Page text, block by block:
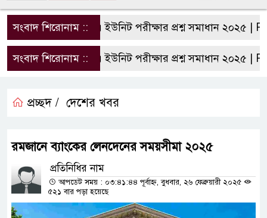
সংবাদ শিরোনাম ::রাবি এ ইউনিট পরীক্ষার প্রশ্ন সমাধান ২০২৫ |
সংবাদ শিরোনাম ::রাবি এ ইউনিট পরীক্ষার প্রশ্ন সমাধান ২০২৫ |
প্রচ্ছদ / দেশের খবর
রমজানে ব্যাংকের লেনদেনের সময়সীমা ২০২৫
প্রতিনিধির নাম
আপডেট সময় : ০৩:৪১:৪৪ পূর্বাহ্ন, বুধবার, ২৬ ফেব্রুয়ারী ২০২৫
৫২১ বার পড়া হয়েছে